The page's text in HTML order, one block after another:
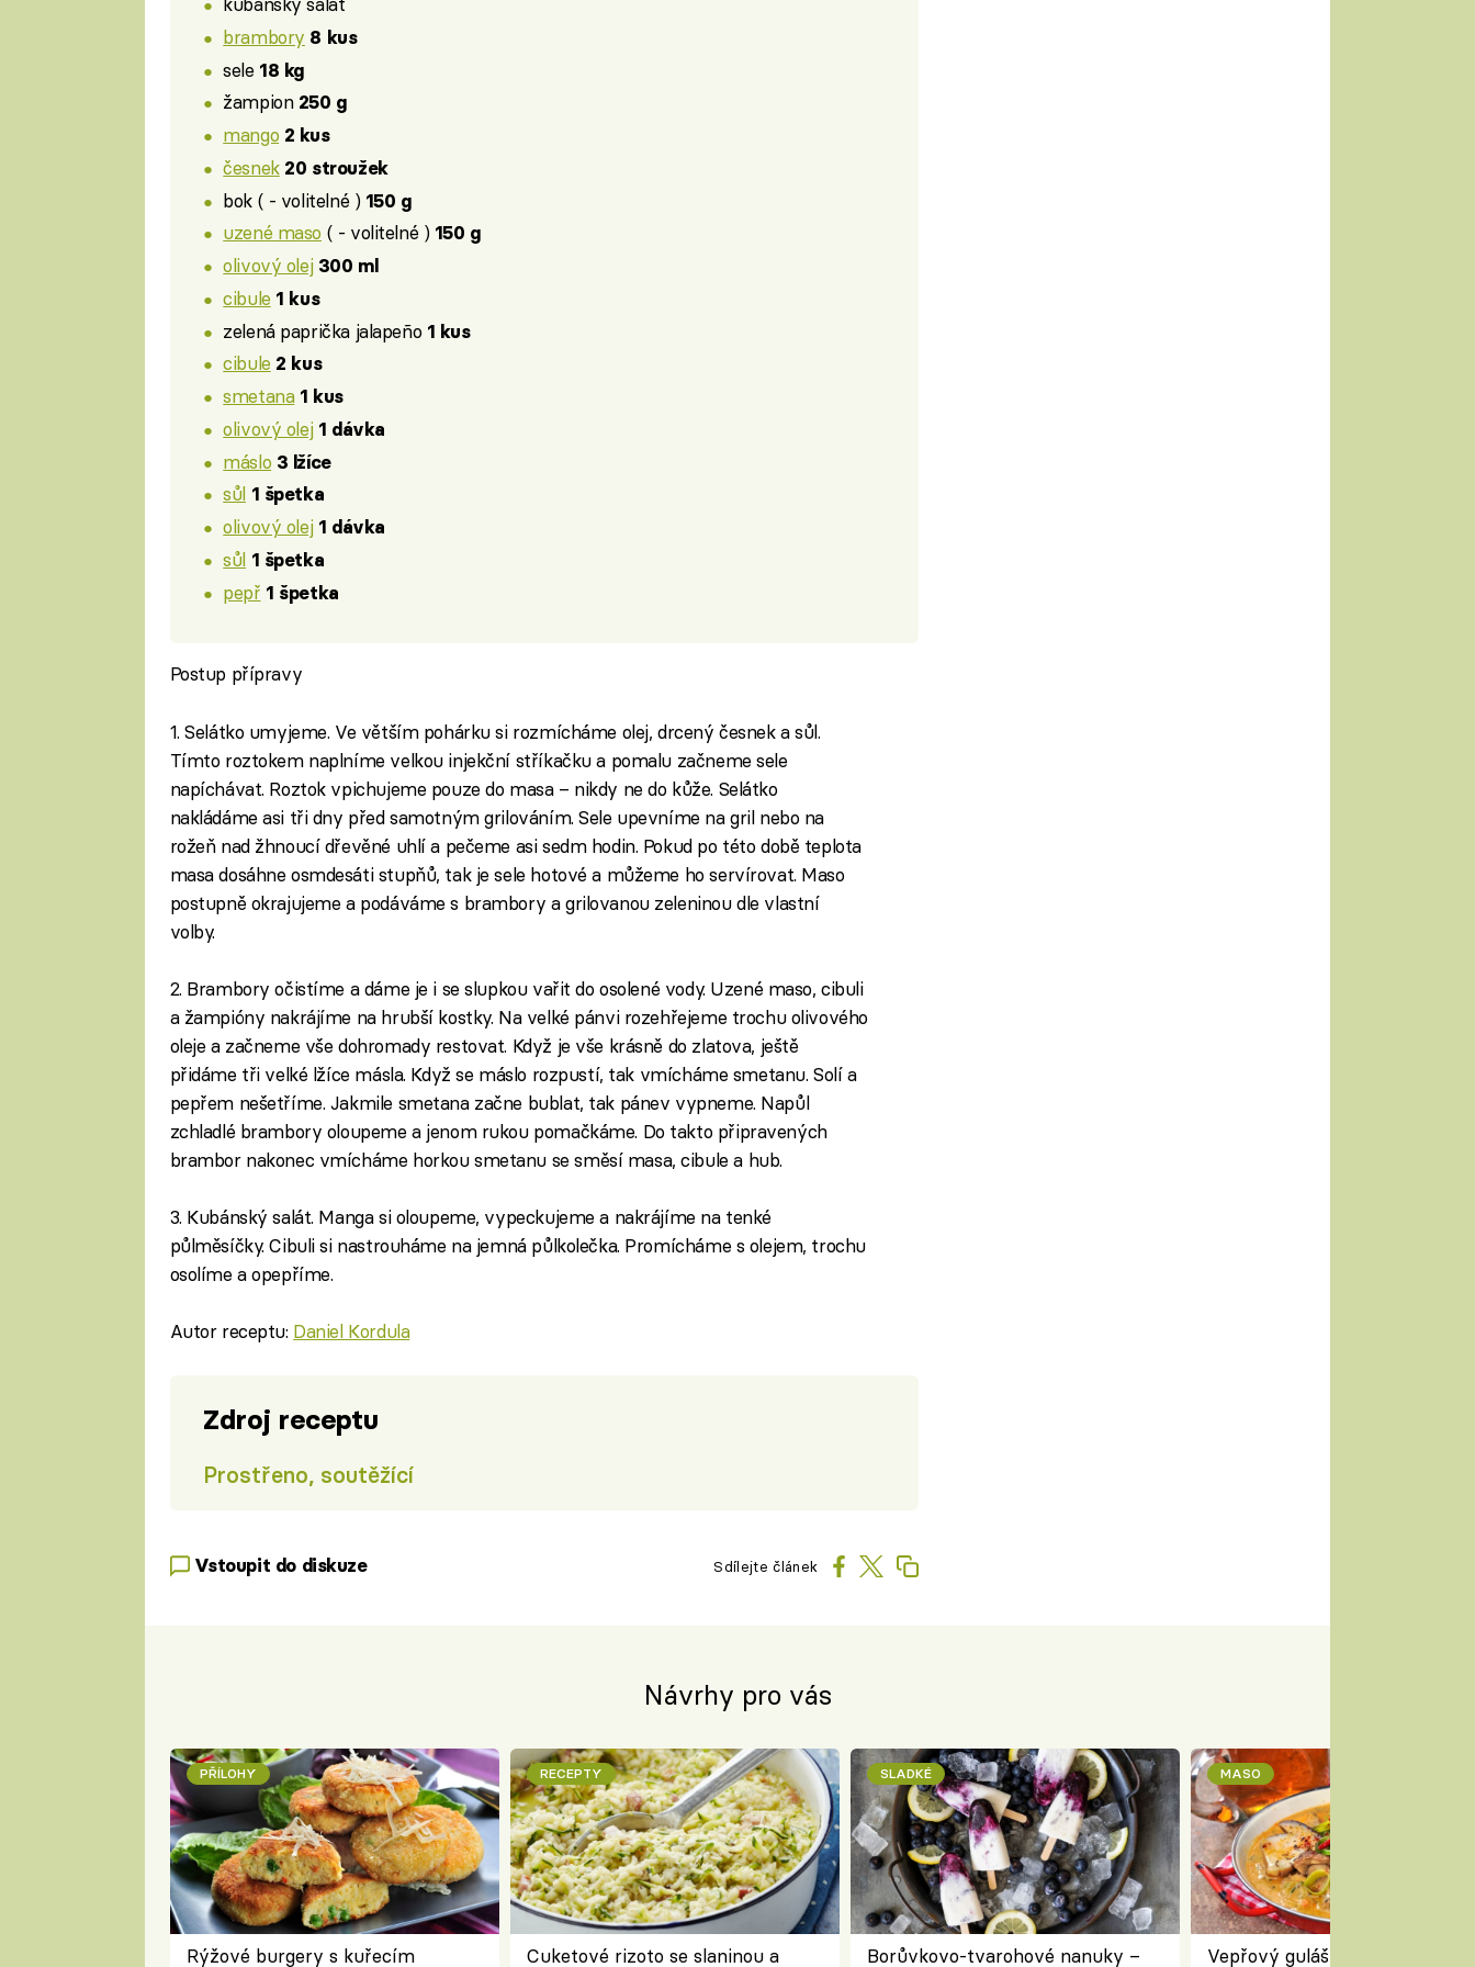
brambory 8 kus
sele 18 kg
žampion 250 g
mango 2 kus
česnek 20 stroužek
bok ( - volitelné ) 150 g
uzené maso ( - volitelné ) 150 g
olivový olej 300 ml
cibule 1 kus
zelená paprička jalapeño 1 kus
cibule 2 kus
smetana 1 kus
olivový olej 1 dávka
máslo 3 lžíce
sůl 1 špetka
olivový olej 1 dávka
sůl 1 špetka
pepř 1 špetka
Postup přípravy
1. Selátko umyjeme. Ve větším pohárku si rozmícháme olej, drcený česnek a sůl.
Tímto roztokem naplníme velkou injekční stříkačku a pomalu začneme sele
napíchávat. Roztok vpichujeme pouze do masa – nikdy ne do kůže. Selátko
nakládáme asi tři dny před samotným grilováním. Sele upevníme na gril nebo na
rožeň nad žhnoucí dřevěné uhlí a pečeme asi sedm hodin. Pokud po této době teplota
masa dosáhne osmdesáti stupňů, tak je sele hotové a můžeme ho servírovat. Maso
postupně okrajujeme a podáváme s brambory a grilovanou zeleninou dle vlastní
volby.
2. Brambory očistíme a dáme je i se slupkou vařit do osolené vody. Uzené maso, cibuli
a žampióny nakrájíme na hrubší kostky. Na velké pánvi rozehřejeme trochu olivového
oleje a začneme vše dohromady restovat. Když je vše krásně do zlatova, ještě
přidáme tři velké lžíce másla. Když se máslo rozpustí, tak vmícháme smetanu. Solí a
pepřem nešetříme. Jakmile smetana začne bublat, tak pánev vypneme. Napůl
zchladlé brambory oloupeme a jenom rukou pomačkáme. Do takto připravených
brambor nakonec vmícháme horkou smetanu se směsí masa, cibule a hub.
3. Kubánský salát. Manga si oloupeme, vypeckujeme a nakrájíme na tenké
půlměsíčky. Cibuli si nastrouháme na jemná půlkolečka. Promícháme s olejem, trochu
osolíme a opepříme.
Autor receptu: Daniel Kordula
Zdroj receptu
Prostřeno, soutěžící
Vstoupit do diskuze Sdílejte článek
Návrhy pro vás
PŘÍLOHY
Rýžové burgery s kuřecím
RECEPTY
Cuketové rizoto se slaninou a
SLADKÉ
Borůvkovo-tvarohové nanuky –
MASO
Vepřový guláš s houbami a